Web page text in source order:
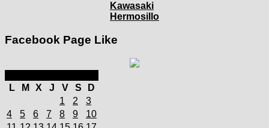
Kawasaki
Hermosillo
Facebook Page Like
L
M X J V S
D
1
2
3
4
5 6 7 8 9
10